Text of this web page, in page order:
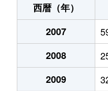
西暦（年）
2007
2008
2009